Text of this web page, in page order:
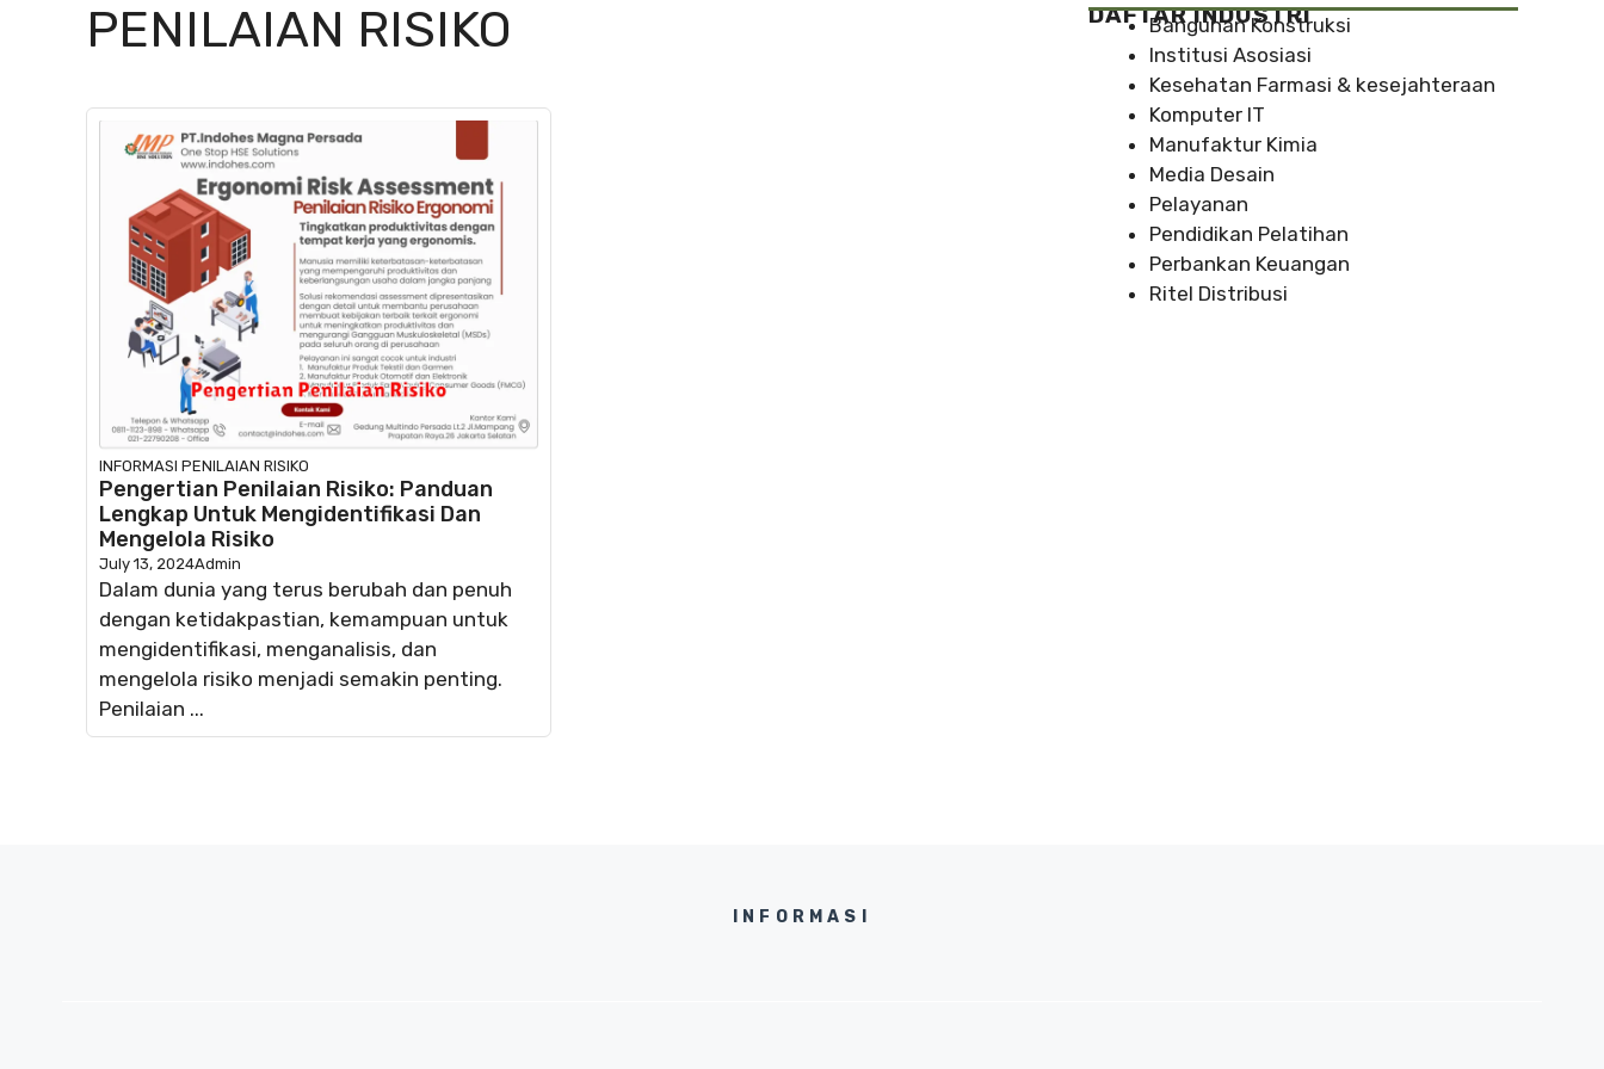
PENILAIAN RISIKO
INFORMASI PENILAIAN RISIKO
Pengertian Penilaian Risiko: Panduan
Lengkap Untuk Mengidentifikasi Dan
Mengelola Risiko
July 13, 2024Admin
Dalam dunia yang terus berubah dan penuh
dengan ketidakpastian, kemampuan untuk
mengidentifikasi, menganalisis, dan
mengelola risiko menjadi semakin penting.
Penilaian ...
DAFTAR INDUSTRI
Bangunan Konstruksi
Institusi Asosiasi
Kesehatan Farmasi & kesejahteraan
Komputer IT
Manufaktur Kimia
Media Desain
Pelayanan
Pendidikan Pelatihan
Perbankan Keuangan
Ritel Distribusi
INFORMASI